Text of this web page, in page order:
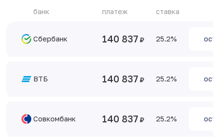
банк платеж ставка
Сбербанк 140 837 25.2
ВТБ 140 837 25.2
Совкомбанк 140 837 25.2